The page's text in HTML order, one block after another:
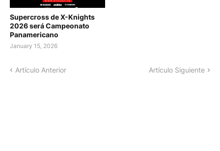
Supercross de X-Knights
2026 será Campeonato
Panamericano
January 15, 2026
Artículo Anterior Artículo Siguiente